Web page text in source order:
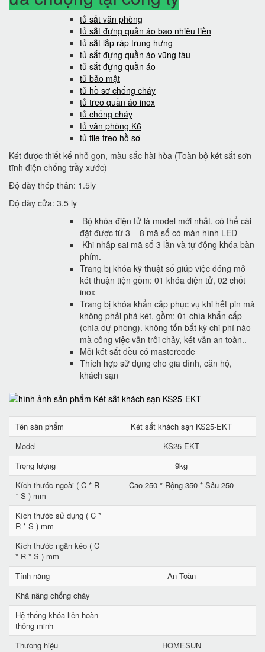
tủ sắt văn phòng
tủ sắt đựng quần áo bao nhiêu tiền
tủ sắt lắp ráp trung hưng
tủ sắt đựng quần áo vũng tàu
tủ sắt đựng quần áo
tủ bảo mật
tủ hồ sơ chống cháy
tủ treo quần áo inox
tủ chống cháy
tủ văn phòng K6
tủ file treo hồ sơ
Két được thiết kế nhỏ gọn, màu sắc hài hòa (Toàn bộ két sắt sơn
tĩnh điện chống trầy xước)
Độ dày thép thân: 1.5ly
Độ dày cửa: 3.5 ly
Bộ khóa điện tử là model mới nhất, có thể cài
đặt được từ 3 – 8 mã số có màn hình LED
Khi nhập sai mã số 3 lần và tự động khóa bàn
phím.
Trang bị khóa kỹ thuật số giúp việc đóng mở
két thuận tiện gồm: 01 khóa điện tử, 02 chốt
inox
Trang bị khóa khẩn cấp phục vụ khi hết pin mà
không phải phá két, gồm: 01 chìa khẩn cấp
(chìa dự phòng). không tốn bất kỳ chi phí nào
mà công việc vẫn trôi chảy, két vẫn an toàn..
Mỗi két sắt đều có mastercode
Thích hợp sử dụng cho gia đình, căn hộ,
khách sạn
Tên sản phẩm
Két sắt khách sạn KS25-EKT
Model
KS25-EKT
Trọng lượng
9kg
Kích thước ngoài ( C * R
* S ) mm
Cao 250 * Rộng 350 * Sâu 250
Kích thước sử dụng ( C *
R * S ) mm
Kích thước ngăn kéo ( C
* R * S ) mm
Tính năng
An Toàn
Khả năng chống cháy
Hệ thống khóa liên hoàn
thông minh
Thương hiệu
HOMESUN